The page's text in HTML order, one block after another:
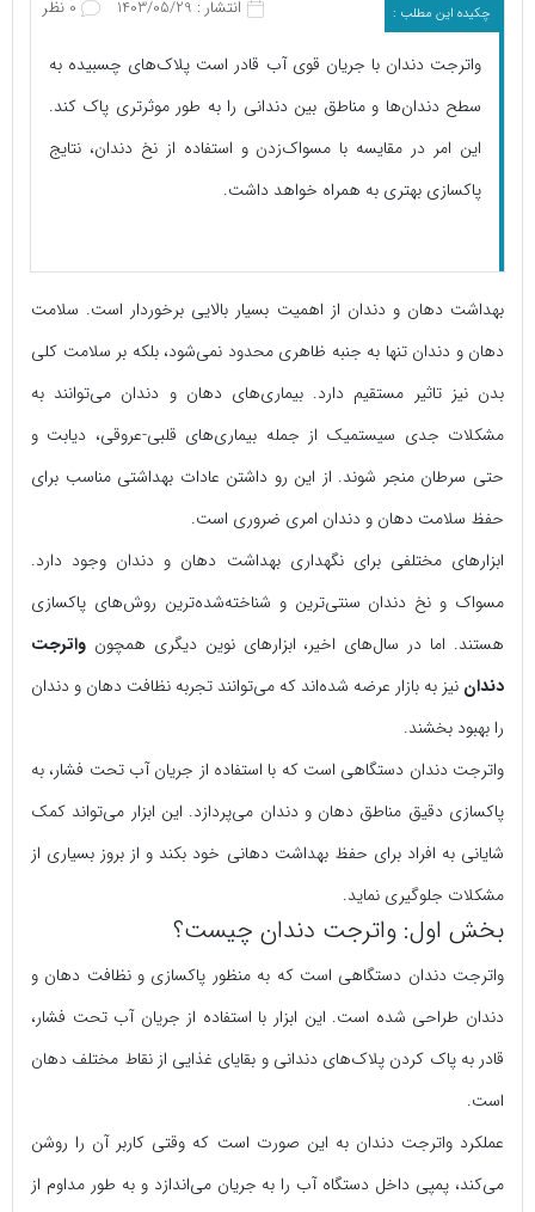
چکیده این مطلب : انتشار : 1403/05/29
واترجت دندان با جریان قوی آب قادر است پلاک‌های چسبیده به
سطح دندان‌ها و مناطق بین دندانی را به طور موثرتری پاک کند.
این امر در مقایسه با مسواک‌زدن و استفاده از نخ دندان، نتایج
پاکسازی بهتری به همراه خواهد داشت.
بهداشت دهان و دندان از اهمیت بسیار بالایی برخوردار است. سلامت
دهان و دندان تنها به جنبه ظاهری محدود نمی‌شود، بلکه بر سلامت کلی
بدن نیز تاثیر مستقیم دارد. بیماری‌های دهان و دندان می‌توانند به
مشکلات جدی سیستمیک از جمله بیماری‌های قلبی‌-عروقی، دیابت و
حتی سرطان منجر شوند. از این رو داشتن عادات بهداشتی مناسب برای
حفظ سلامت دهان و دندان امری ضروری است.
ابزارهای مختلفی برای نگهداری بهداشت دهان و دندان وجود دارد.
مسواک و نخ دندان سنتی‌ترین و شناخته‌شده‌ترین روش‌های پاکسازی
هستند. اما در سال‌های اخیر، ابزارهای نوین دیگری همچون واترجت
دندان نیز به بازار عرضه شده‌اند که می‌توانند تجربه نظافت دهان و دندان
را بهبود بخشند.
واترجت دندان دستگاهی است که با استفاده از جریان آب تحت فشار، به
پاکسازی دقیق مناطق دهان و دندان می‌پردازد. این ابزار می‌تواند کمک
شایانی به افراد برای حفظ بهداشت دهانی خود بکند و از بروز بسیاری از
مشکلات جلوگیری نماید.
بخش اول: واترجت دندان چیست؟
واترجت دندان دستگاهی است که به منظور پاکسازی و نظافت دهان و
دندان طراحی شده است. این ابزار با استفاده از جریان آب تحت فشار،
قادر به پاک کردن پلاک‌های دندانی و بقایای غذایی از نقاط مختلف دهان
است.
عملکرد واترجت دندان به این صورت است که وقتی کاربر آن را روشن
می‌کند، پمپی داخل دستگاه آب را به جریان می‌اندازد و به طور مداوم از